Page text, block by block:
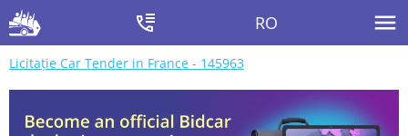
RO
Licitație Car Tender in France - 145963